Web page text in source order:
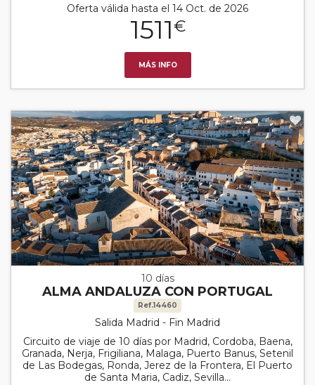
Oferta válida hasta el 14 Oct. de 2026
1511€
MÁS INFO
10 días
ALMA ANDALUZA CON PORTUGAL
Ref.14460
Salida Madrid - Fin Madrid
Circuito de viaje de 10 días por Madrid, Cordoba, Baena,
Granada, Nerja, Frigiliana, Malaga, Puerto Banus, Setenil
de Las Bodegas, Ronda, Jerez de la Frontera, El Puerto
de Santa Maria, Cadiz, Sevilla...